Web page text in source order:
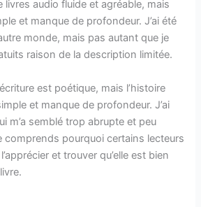
livres audio fluide et agréable, mais
et manque de profondeur. J’ai été
monde, mais pas autant que je
raison de la description limitée.
est poétique, mais l’histoire
et manque de profondeur. J’ai
m’a semblé trop abrupte et peu
comprends pourquoi certains lecteurs
et trouver qu’elle est bien